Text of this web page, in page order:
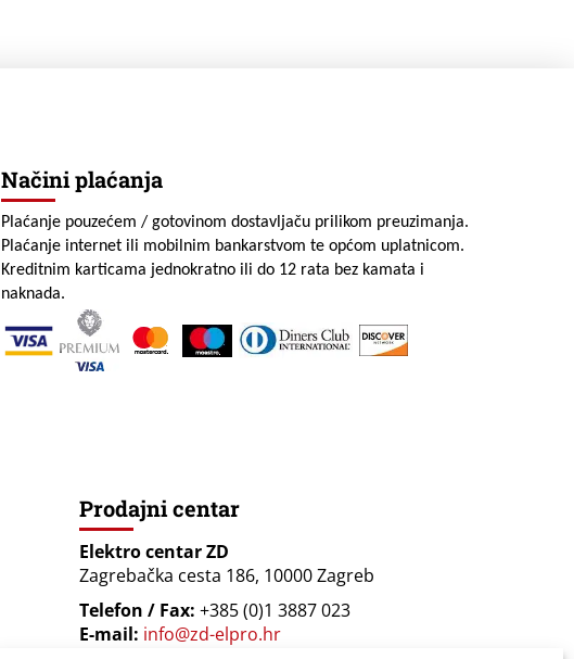
Načini plaćanja
Plaćanje pouzećem / gotovinom dostavljaču prilikom preuzimanja.
Plaćanje internet ili mobilnim bankarstvom te općom uplatnicom.
Kreditnim karticama jednokratno ili do 12 rata bez kamata i
naknada.
Prodajni centar
Elektro centar ZD
Zagrebačka cesta 186, 10000 Zagreb
Telefon / Fax: +385 (0)1 3887 023
E-mail: info@zd-elpro.hr